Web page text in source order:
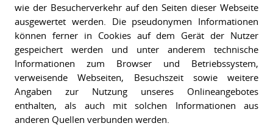
wie der Besucherverkehr auf den Seiten dieser Webseite
ausgewertet werden. Die pseudonymen Informationen
können ferner in Cookies auf dem Gerät der Nutzer
gespeichert werden und unter anderem technische
Informationen zum Browser und Betriebssystem,
verweisende Webseiten, Besuchszeit sowie weitere
Angaben zur Nutzung unseres Onlineangebotes
enthalten, als auch mit solchen Informationen aus
anderen Quellen verbunden werden.